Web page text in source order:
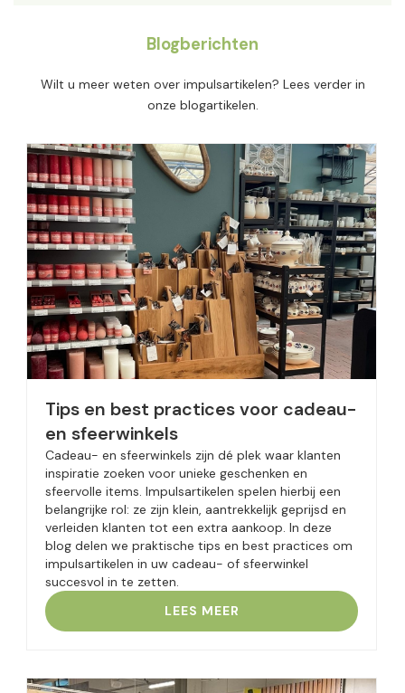
Blogberichten
Wilt u meer weten over impulsartikelen? Lees verder in
onze blogartikelen.
Tips en best practices voor cadeau-
en sfeerwinkels
Cadeau- en sfeerwinkels zijn dé plek waar klanten
inspiratie zoeken voor unieke geschenken en
sfeervolle items. Impulsartikelen spelen hierbij een
belangrijke rol: ze zijn klein, aantrekkelijk geprijsd en
verleiden klanten tot een extra aankoop. In deze
blog delen we praktische tips en best practices om
impulsartikelen in uw cadeau- of sfeerwinkel
succesvol in te zetten.
LEES MEER